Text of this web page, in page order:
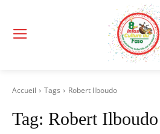
Accueil Tags Robert Ilboudo
Tag: Robert Ilboudo